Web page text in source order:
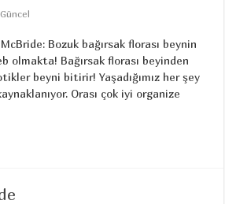
Güncel
Bozuk bağırsak florası beynin
olmakta! Bağırsak florası beyinden
beyni bitirir! Yaşadığımız her şey
Orası çok iyi organize